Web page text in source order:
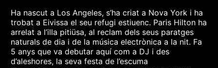
Ha nascut a Los Angeles, s’ha criat a Nova York i ha
trobat a Eivissa el seu refugi estiuenc. Paris Hilton ha
arrelat a l’illa pitiüsa, al reclam dels seus paratges
naturals de dia i de la música electrònica a la nit. Fa
5 anys que va debutar aquí com a DJ i des
d’aleshores, la seva festa de l’escuma